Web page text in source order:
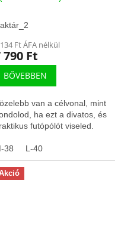
Ft ÁFA nélkül
790 Ft
BŐVEBBEN
van a célvonal, mint
ha ezt a divatos, és
futópólót viseled.
38 L-40